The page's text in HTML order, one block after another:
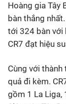
Thể thao
Các môn khác
VIDEO
Bên lề
Hoàng gia Tây
bàn thắng
tới 324 bàn với
CR7 đạt hiệu
Cùng với
quả đi kèm.
gồm 1 La Liga,